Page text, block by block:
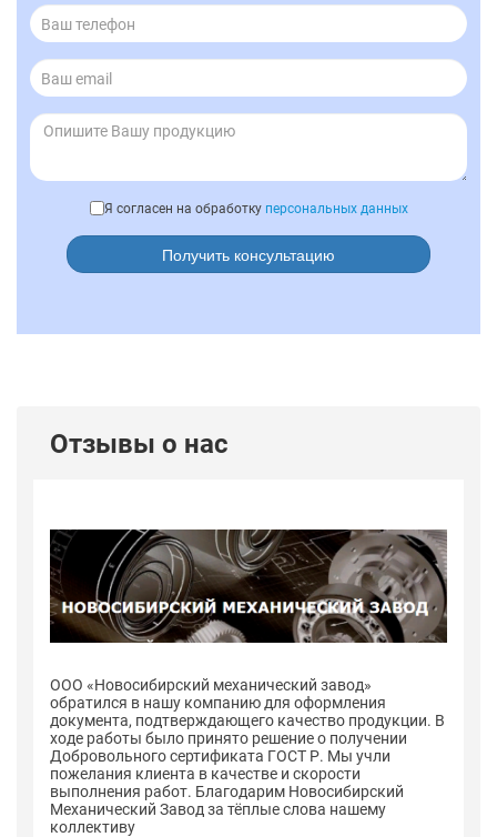
Я согласен на обработку персональных данных
Получить консультацию
Отзывы о нас
ООО «Новосибирский механический завод»
обратился в нашу компанию для оформления
документа, подтверждающего качество продукции. В
ходе работы было принято решение о получении
Добровольного сертификата ГОСТ Р. Мы учли
пожелания клиента в качестве и скорости
выполнения работ. Благодарим Новосибирский
Механический Завод за тёплые слова нашему
коллективу